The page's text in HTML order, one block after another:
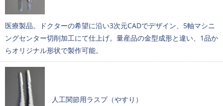
医療製品。ドクターの希望に沿い3次元CADでデザイン、5軸マシニ
ングセンター切削加工にて仕上げ。量産品の金型成形と違い、1品か
らオリジナル形状で製作可能。
人工関節用ラスプ（やすり）